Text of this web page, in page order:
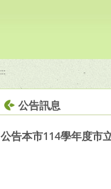
:::
公告訊息
公告本市114學年度市